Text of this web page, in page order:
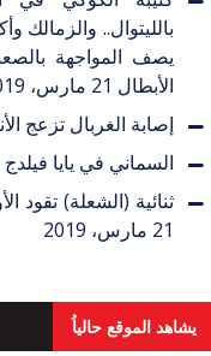
بالليتوال.. والزمالك
يصف المواجهة
الأبطال 21 مارس، 2019
إصابة الغربال تزعج
السماني في يايا فيلدج
ثنائية (الشعلة) تقود
21 مارس، 2019
يشاهد الموقع حالياُ